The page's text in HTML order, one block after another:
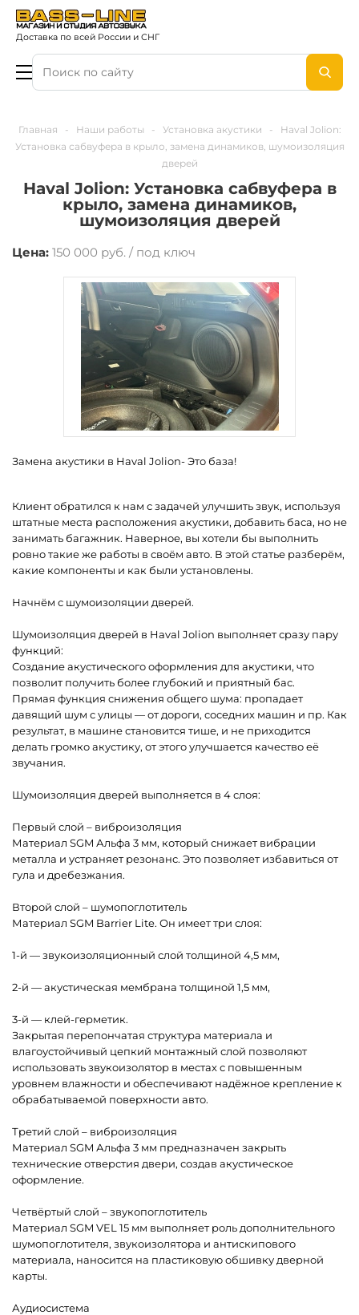
Доставка по всей России и СНГ
Главная - Наши работы - Установка акустики -
Haval Jolion:
Установка сабвуфера в крыло, замена динамиков, шумоизоляция
дверей
Haval Jolion: Установка сабвуфера в
крыло, замена динамиков,
шумоизоляция дверей
Цена: 150 000 руб. / под ключ
Замена акустики в Haval Jolion- Это база!
Клиент обратился к нам с задачей улучшить звук, используя
штатные места расположения акустики, добавить баса, но не
занимать багажник. Наверное, вы хотели бы выполнить
ровно такие же работы в своём авто. В этой статье разберём,
какие компоненты и как были установлены.
Начнём с шумоизоляции дверей.
Шумоизоляция дверей в Haval Jolion выполняет сразу пару
функций:
Создание акустического оформления для акустики, что
позволит получить более глубокий и приятный бас.
Прямая функция снижения общего шума: пропадает
давящий шум с улицы — от дороги, соседних машин и пр. Как
результат, в машине становится тише, и не приходится
делать громко акустику, от этого улучшается качество её
звучания.
Шумоизоляция дверей выполняется в 4 слоя:
Первый слой – виброизоляция
Материал SGM Альфа 3 мм, который снижает вибрации
металла и устраняет резонанс. Это позволяет избавиться от
гула и дребезжания.
Второй слой – шумопоглотитель
Материал SGM Barrier Lite. Он имеет три слоя:
1-й — звукоизоляционный слой толщиной 4,5 мм,
2-й — акустическая мембрана толщиной 1,5 мм,
3-й — клей-герметик.
Закрытая перепончатая структура материала и
влагоустойчивый цепкий монтажный слой позволяют
использовать звукоизолятор в местах с повышенным
уровнем влажности и обеспечивают надёжное крепление к
обрабатываемой поверхности авто.
Третий слой – виброизоляция
Материал SGM Альфа 3 мм предназначен закрыть
технические отверстия двери, создав акустическое
оформление.
Четвёртый слой – звукопоглотитель
Материал SGM VEL 15 мм выполняет роль дополнительного
шумопоглотителя, звукоизолятора и антискипового
материала, наносится на пластиковую обшивку дверной
карты.
Аудиосистема